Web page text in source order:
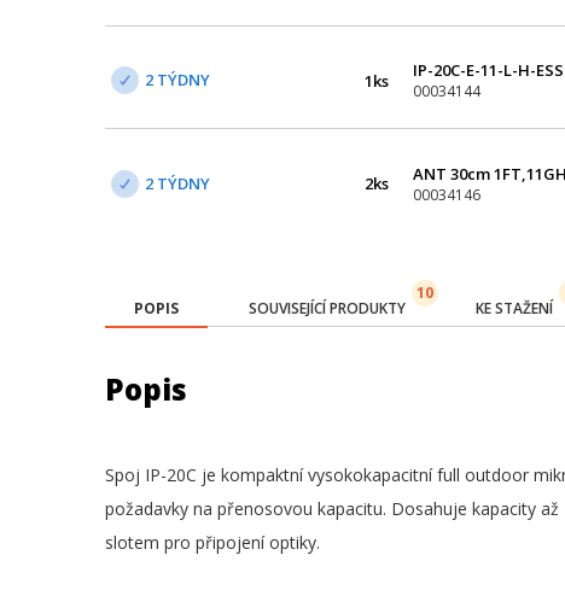
2 TÝDNY 1ks IP-20C-E-11-L-H-
00034144
2 TÝDNY 2ks ANT 30cm
00034146
POPIS SOUVISEJÍCÍ PRODUKTY
10
KE STAŽENÍ
Popis
Spoj IP-20C je kompaktní vysokokapacitní full outdoor
požadavky na přenosovou kapacitu. Dosahuje kapacity
slotem pro připojení optiky.